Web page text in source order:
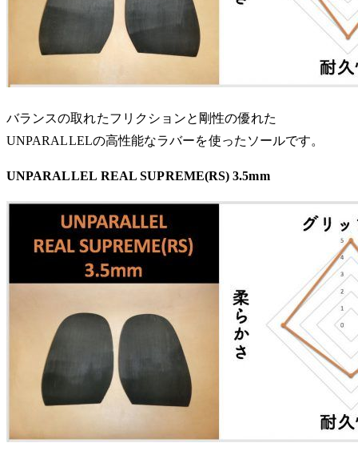
バランスの取れたフリクションと剛性の優れた
UNPARALLELの高性能なラバーを使ったソールです。
UNPARALLEL REAL SUPREME(RS) 3.5mm